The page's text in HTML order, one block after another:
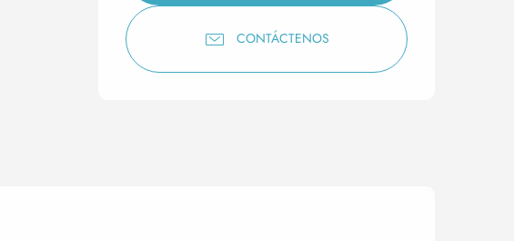
CONTÁCTENOS